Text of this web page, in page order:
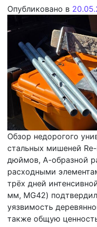
Опубликовано в
Обзор недорогого
стальных мишеней
дюймов, А-образной
расходными
трёх дней
мм, MG42)
уязвимость
также общую